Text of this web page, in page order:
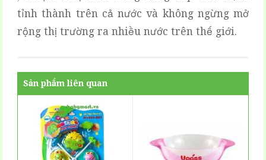
tỉnh thành trên cả nước và không ngừng mở
rộng thị trường ra nhiều nước trên thế giới.
Sản phẩm liên quan